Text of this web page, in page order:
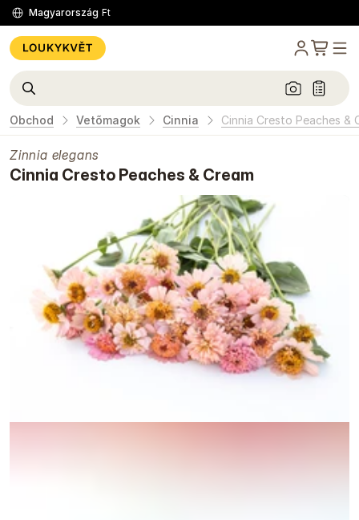
Magyarország Ft
Obchod Vetőmagok Cinnia Cinnia Cresto Peaches &
Zinnia elegans
Cinnia Cresto Peaches & Cream